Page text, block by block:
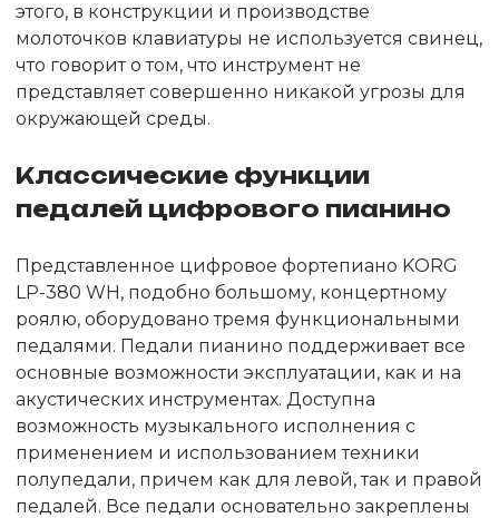
этого, в конструкции и производстве
молоточков клавиатуры не используется свинец,
что говорит о том, что инструмент не
представляет совершенно никакой угрозы для
окружающей среды.
Классические функции
педалей цифрового пианино
Представленное цифровое фортепиано KORG
LP-380 WH, подобно большому, концертному
роялю, оборудовано тремя функциональными
педалями. Педали пианино поддерживает все
основные возможности эксплуатации, как и на
акустических инструментах. Доступна
возможность музыкального исполнения с
применением и использованием техники
полупедали, причем как для левой, так и правой
педалей. Все педали основательно закреплены